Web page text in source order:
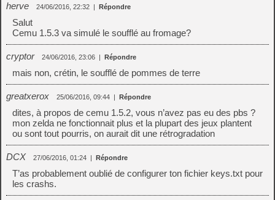
herve 24/06/2016, 22:32 | Répondre
Salut
Cemu 1.5.3 va simulé le soufflé au fromage?
cryptor 24/06/2016, 23:06 | Répondre
mais non, crétin, le soufflé de pommes de terre
greatxerox 25/06/2016, 09:44 | Répondre
dites, à propos de cemu 1.5.2, vous n’avez pas eu des pbs ?
mon zelda ne fonctionnait plus et la plupart des jeux plantent
ou sont tout pourris, on aurait dit une rétrogradation
DCX 27/06/2016, 01:24 | Répondre
T’as probablement oublié de configurer ton fichier keys.txt pour
les crashs.